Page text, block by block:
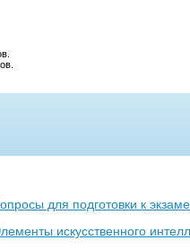
для подготовки к
искусственного